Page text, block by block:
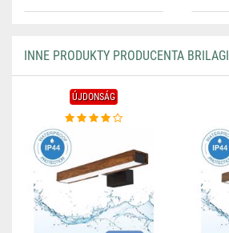
INNE PRODUKTY PRODUCENTA BRILAGI
ÚJDONSÁG